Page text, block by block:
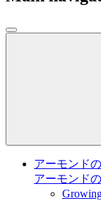
アーモンド
アーモンド